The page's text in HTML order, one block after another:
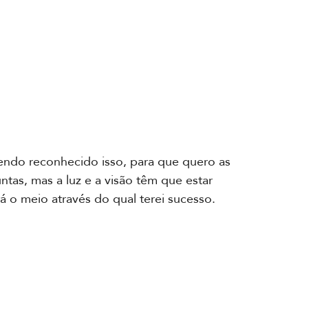
reconhecido isso, para que quero as
mas a luz e a visão têm que estar
o meio através do qual terei sucesso.